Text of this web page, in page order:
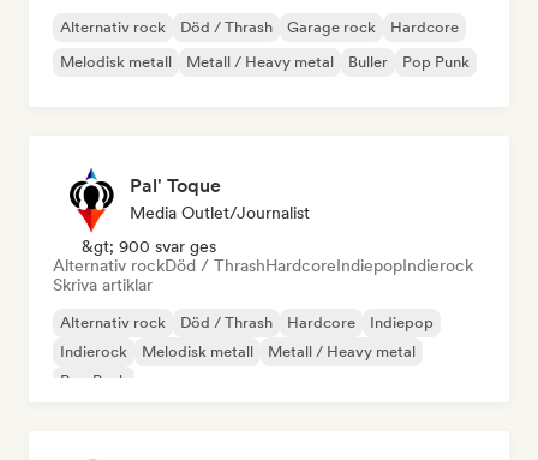
Alternativ rock Död / Thrash Garage rock
Hardcore
Melodisk metall
Metall / Heavy metal Buller Pop Punk
Pal' Toque
Media Outlet/Journalist
&gt; 900 svar ges
Alternativ rockDöd / ThrashHardcoreIndiepopIndierock
Skriva artiklar
Alternativ rock Död / Thrash Hardcore
Indiepop
Indierock
Melodisk metall
Metall / Heavy metal
Pop Punk